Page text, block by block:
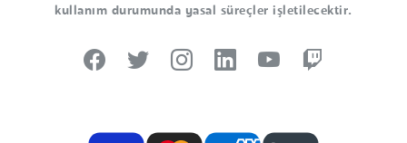
kullanım durumunda yasal süreçler işletilecektir.